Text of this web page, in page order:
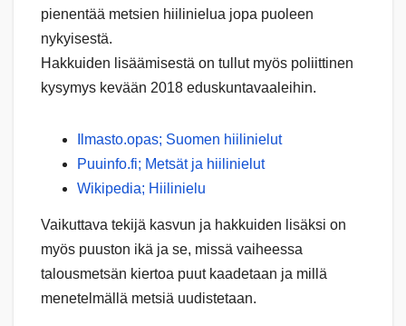
pienentää metsien hiilinielua jopa puoleen
nykyisestä.
Hakkuiden lisäämisestä on tullut myös poliittinen
kysymys kevään 2018 eduskuntavaaleihin.
Ilmasto.opas; Suomen hiilinielut
Puuinfo.fi; Metsät ja hiilinielut
Wikipedia; Hiilinielu
Vaikuttava tekijä kasvun ja hakkuiden lisäksi on
myös puuston ikä ja se, missä vaiheessa
talousmetsän kiertoa puut kaadetaan ja millä
menetelmällä metsiä uudistetaan.